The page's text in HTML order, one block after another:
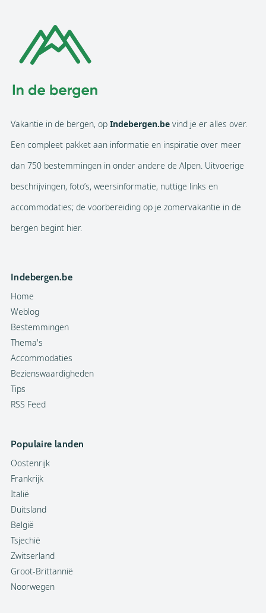
Vakantie in de bergen, op Indebergen.be vind je er alles over.
Een compleet pakket aan informatie en inspiratie over meer
dan 750 bestemmingen in onder andere de Alpen. Uitvoerige
beschrijvingen, foto’s, weersinformatie, nuttige links en
accommodaties; de voorbereiding op je zomervakantie in de
bergen begint hier.
Indebergen.be
Home
Weblog
Bestemmingen
Thema's
Accommodaties
Bezienswaardigheden
Tips
RSS Feed
Populaire landen
Oostenrijk
Frankrijk
Italië
Duitsland
België
Tsjechië
Zwitserland
Groot-Brittannië
Noorwegen